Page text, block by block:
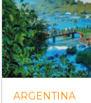
ARGENTINA